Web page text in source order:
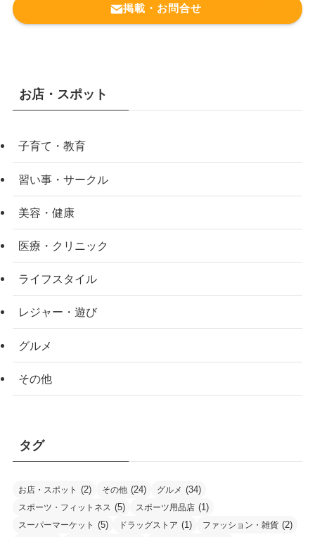
掲載・お問合せ
お店・スポット
子育て・教育
習い事・サークル
美容・健康
医療・クリニック
ライフスタイル
レジャー・遊び
グルメ
その他
タグ
お店・スポット (2) その他 (24) グルメ (34)
スポーツ・フィットネス (5) スポーツ用品店 (1)
スーパーマーケット (5) ドラッグストア (1) ファッション・雑貨 (2)